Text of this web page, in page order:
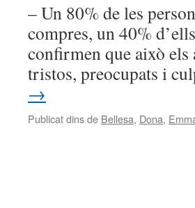
– Un 80% de les
compres, un 40%
confirmen que això els
tristos, preocupats i
→
Publicat dins de Bellesa, Dona,